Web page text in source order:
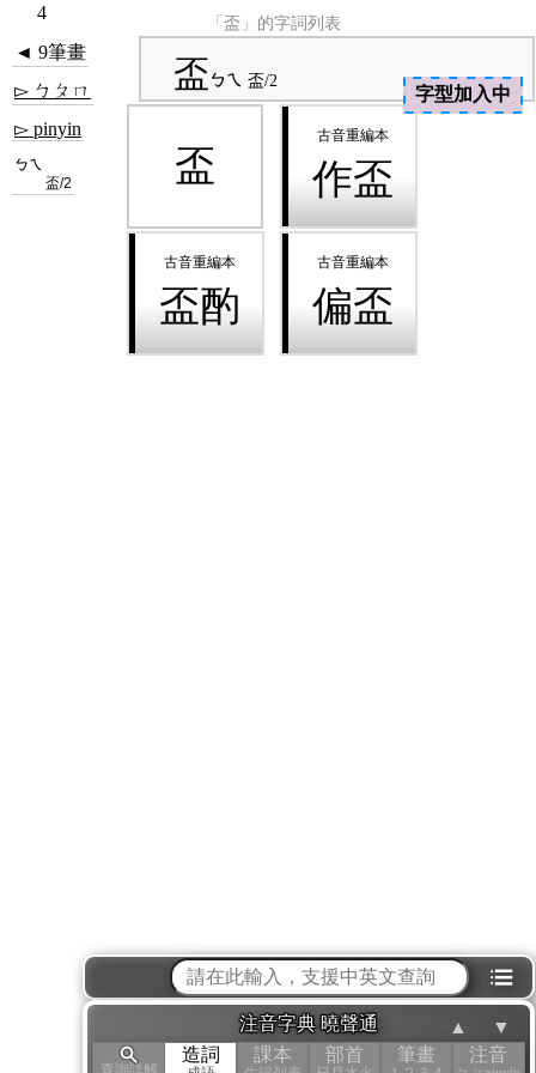
「盃」的字詞列表
◄ 9筆畫
▻ ㄅㄆㄇ
▻ pinyin
ㄅㄟ
盃/2
盃ㄅㄟ 盃/2
盃 作盃
盃酌 偏盃
⁝☰
注音字典 曉聲通
造詞 課本 部首 筆畫 注音
▲ ▼
4
字型加入中